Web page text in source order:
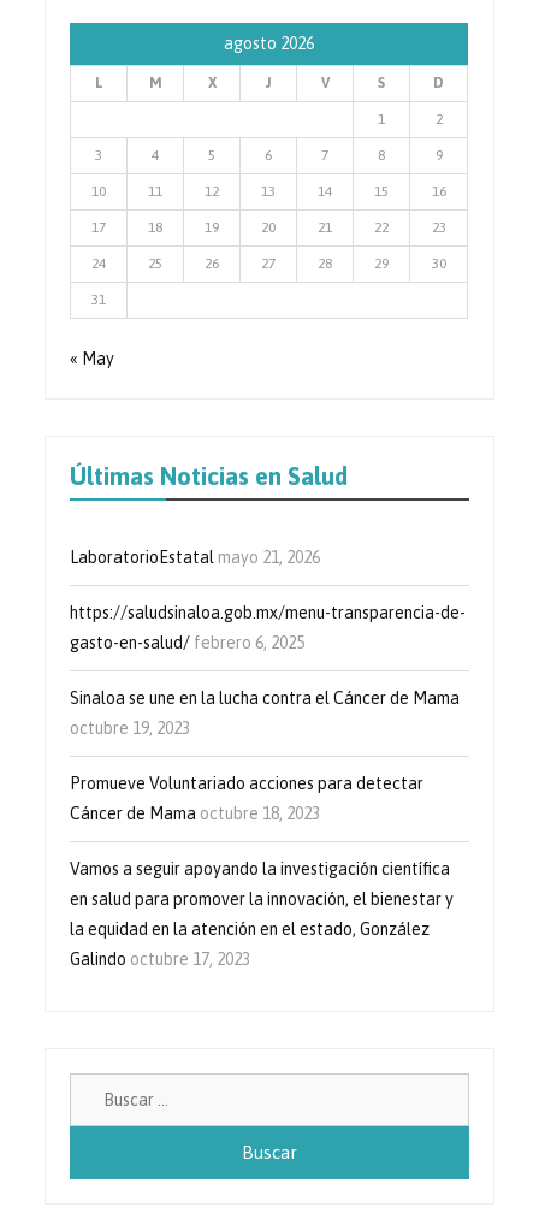
agosto 2026
L M X J V S D
1 2
3 4 5 6 7 8 9
10 11 12 13 14 15 16
17 18 19 20 21 22 23
24 25 26 27 28 29 30
31
« May
Últimas Noticias en Salud
LaboratorioEstatal mayo 21, 2026
https://saludsinaloa.gob.mx/menu-transparencia-de-
gasto-en-salud/ febrero 6, 2025
Sinaloa se une en la lucha contra el Cáncer de Mama
octubre 19, 2023
Promueve Voluntariado acciones para detectar
Cáncer de Mama octubre 18, 2023
Vamos a seguir apoyando la investigación científica
en salud para promover la innovación, el bienestar y
la equidad en la atención en el estado, González
Galindo octubre 17, 2023